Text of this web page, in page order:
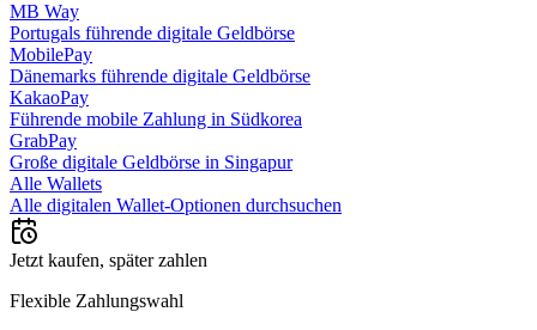
MB Way
Portugals führende digitale Geldbörse
MobilePay
Dänemarks führende digitale Geldbörse
KakaoPay
Führende mobile Zahlung in Südkorea
GrabPay
Große digitale Geldbörse in Singapur
Alle Wallets
Alle digitalen Wallet-Optionen durchsuchen
Jetzt kaufen, später zahlen
Flexible Zahlungswahl